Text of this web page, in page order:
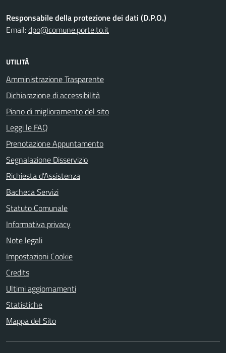
Responsabile della protezione dei dati (D.P.O.)
Email:dpo@comune.porte.to.it
UTILITÀ
Amministrazione Trasparente
Dichiarazione di accessibilità
Piano di miglioramento del sito
Leggi le FAQ
Prenotazione Appuntamento
Segnalazione Disservizio
Richiesta d'Assistenza
Bacheca Servizi
Statuto Comunale
Informativa privacy
Note legali
Impostazioni Cookie
Credits
Ultimi aggiornamenti
Statistiche
Mappa del Sito